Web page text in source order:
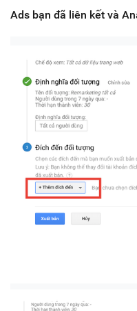
Ads bạn đã liên kết và